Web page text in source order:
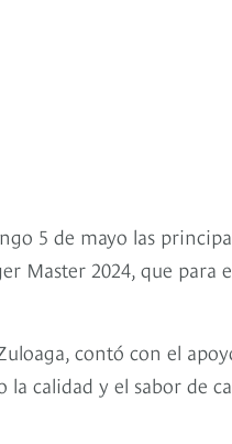
5 de mayo las
Master 2024, que
contó con el
calidad y el sabor de